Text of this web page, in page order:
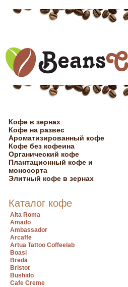
Кофе в зернах
Кофе на развес
Ароматизированный кофе
Кофе без кофеина
Органический кофе
Плантационный кофе и
моносорта
Элитный кофе в зернах
Каталог кофе
Alta Roma
Amado
Ambassador
Arcaffe
Artua Tattoo Coffeelab
Boasi
Breda
Bristot
Bushido
Cafe Creme